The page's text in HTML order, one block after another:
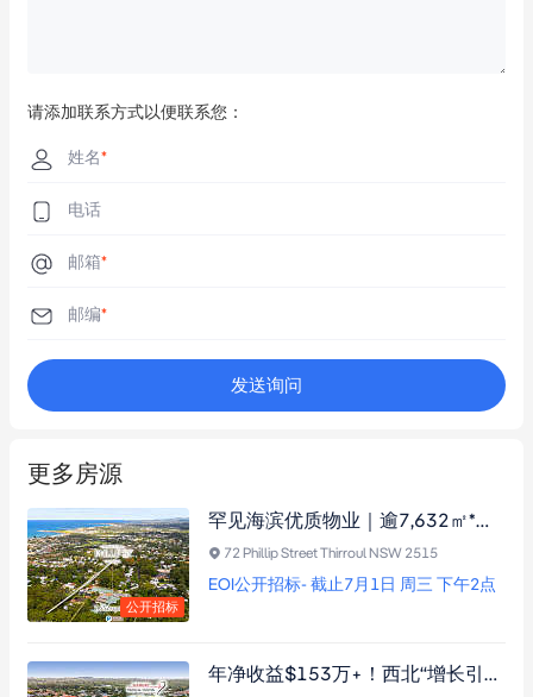
请添加联系方式以便联系您：
姓名*
电话
邮箱*
邮编*
发送询问
更多房源
公开招标
罕见海滨优质物业｜逾7,632㎡*土地配近4,000㎡现代化建筑，空置出售，R2区划，适用养老/开发/住宿等多元用途
72 Phillip Street Thirroul NSW 2515
EOI公开招标- 截止7月1日 周三 下午2点
年净收益$153万+！西北“增长引擎”医疗资产，全澳医疗巨头承租，距火车站仅340米